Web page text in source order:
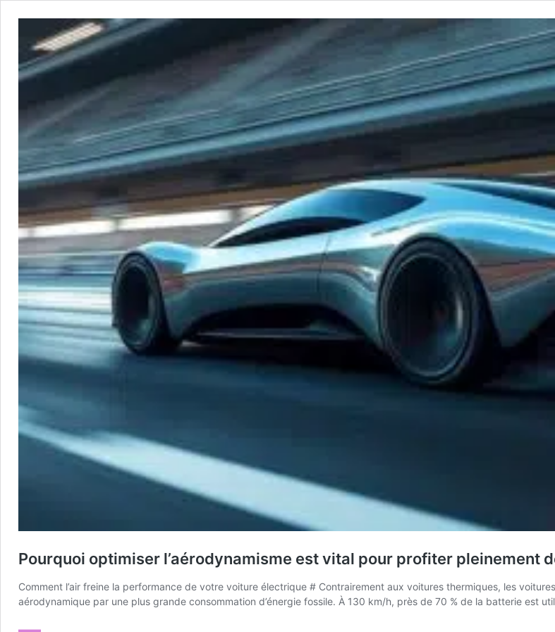
Pourquoi optimiser l’aérodynamisme est vital pour profiter pleinement
Comment l’air freine la performance de votre voiture électrique # Contrairement aux voitures thermiques, les
aérodynamique par une plus grande consommation d’énergie fossile. À 130 km/h, près de 70 % de la batterie est